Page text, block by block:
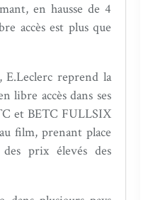
en hausse de 4
accès est plus que
E.Leclerc reprend la
libre accès dans ses
et BETC FULLSIX
film, prenant place
prix élevés des